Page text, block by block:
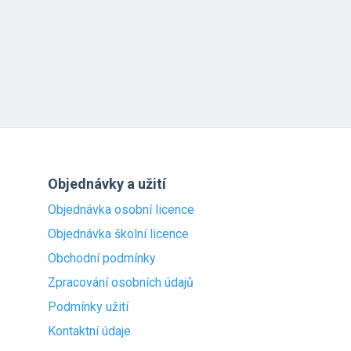
Objednávky a užití
Objednávka osobní licence
Objednávka školní licence
Obchodní podmínky
Zpracování osobních údajů
Podmínky užití
Kontaktní údaje